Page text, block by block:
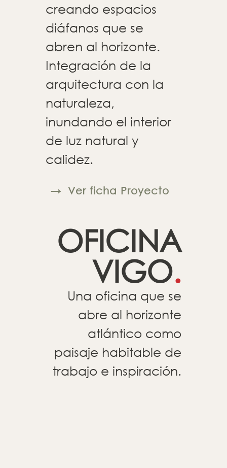
creando espacios
diáfanos que se
abren al horizonte.
Integración de la
arquitectura con la
naturaleza,
inundando el interior
de luz natural y
calidez.
→ Ver ficha Proyecto
OFICINA
VIGO.
Una oficina que se
abre al horizonte
atlántico como
paisaje habitable de
trabajo e inspiración.